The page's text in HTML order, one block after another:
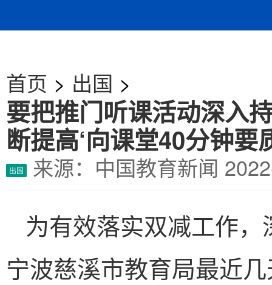
首页 > 出国 >
要把推门听课活动深入
断提高‘向课堂40分钟要
出国 来源：中国教育新闻
为有效落实双减工作
宁波慈溪市教育局最近